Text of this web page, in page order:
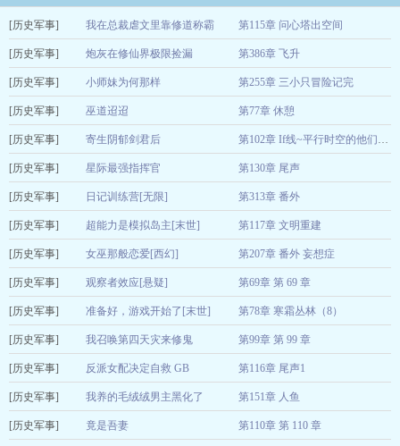
的一个“666”的编号，贫民窟出生的孩子不配拥有姓名？捡了几
天破烂后，意外发…
[历史军事] 我在总裁虐文里靠修道称霸 第115章 问心塔出空间
迟逢
[历史军事] 炮灰在修仙界极限捡漏 第386章 飞升
萧凌凌凌 2025-09-19
[历史军事] 小师妹为何那样 第255章 三小只冒险记完
熊也
[历史军事] 巫道迢迢 第77章 休憩
雪又满平芜 2025-02-08
[历史军事] 寄生阴郁剑君后 第102章 If线~平行时空的他们（四）
金钩飘
[历史军事] 星际最强指挥官 第130章 尾声
泽水在天
[历史军事] 日记训练营[无限] 第313章 番外
黑白双拼
[历史军事] 超能力是模拟岛主[末世] 第117章 文明重建
清供
[历史军事] 女巫那般恋爱[西幻] 第207章 番外 妄想症
ashtray
[历史军事] 观察者效应[悬疑] 第69章 第 69 章
暴走狸花猫
[历史军事] 准备好，游戏开始了[末世] 第78章 寒霜丛林（8）
柚前
[历史军事] 我召唤第四天灾来修鬼 第99章 第 99 章
天选之人
[历史军事] 反派女配决定自救 GB 第116章 尾声1
奋斗咸鱼
[历史军事] 我养的毛绒绒男主黑化了 第151章 人鱼
檀香染竹
[历史军事] 竟是吾妻 第110章 第 110 章